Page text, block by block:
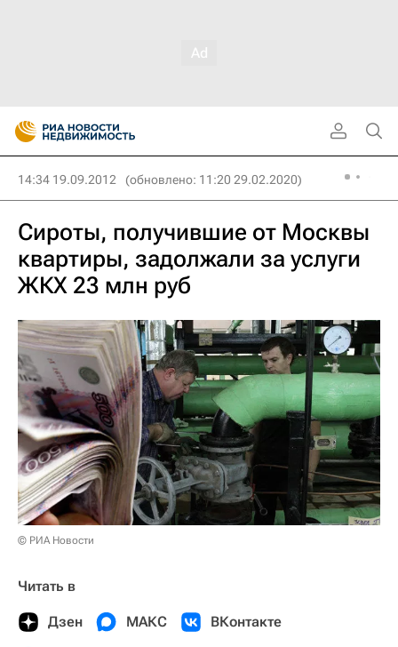
14:34 19.09.2012 (обновлено: 11:20 29.02.2020)
Сироты, получившие от Москвы
квартиры, задолжали за услуги
ЖКХ 23 млн руб
© РИА Новости
Читать в
Дзен МАКС ВКонтакте